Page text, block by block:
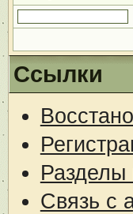
Ссылки
Связь с